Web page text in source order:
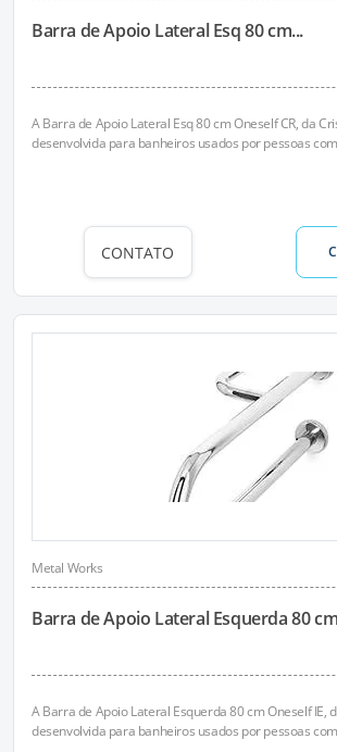
Barra de Apoio Lateral Esq 80 cm...
A Barra de Apoio Lateral Esq 80 cm Oneself CR, da
desenvolvida para banheiros usados por pessoas
CONTATO
Metal Works
Barra de Apoio Lateral Esquerda 80
A Barra de Apoio Lateral Esquerda 80 cm Oneself IE,
desenvolvida para banheiros usados por pessoas